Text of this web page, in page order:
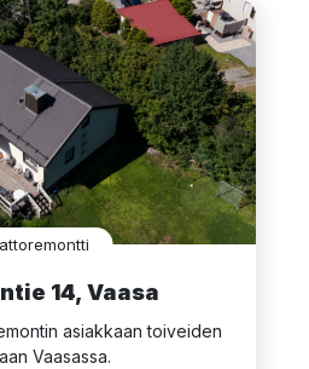
14, Vaasa
asiakkaan toiveiden
Vaasassa.